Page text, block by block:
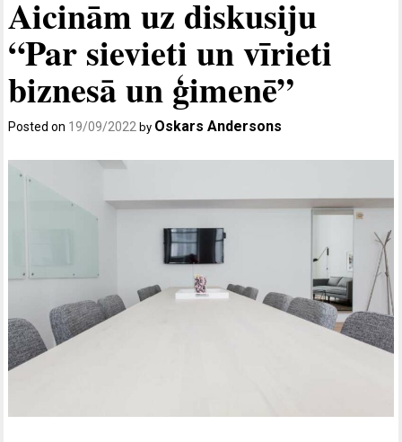
Aicinām uz diskusiju
“Par sievieti un vīrieti
biznesā un ģimenē”
Posted on 19/09/2022 by Oskars Andersons